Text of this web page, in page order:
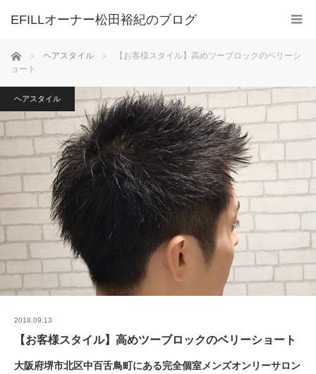
ホーム ヘアスタイル
【お客様スタイル】高めツーブロックのベリーシ
ョート
ヘアスタイル
2018.09.13
【お客様スタイル】高めツーブロックのベリーショート
大阪府堺市北区中百舌鳥町にある完全個室メンズオンリーサロン